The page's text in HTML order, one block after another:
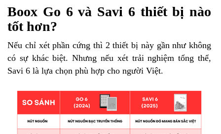
Boox Go 6 và Savi 6 thiết bị nào
tốt hơn?
Nếu chỉ xét phần cứng thì 2 thiết bị này gần như không
có sự khác biệt. Nhưng nếu xét trải nghiệm tổng thể,
Savi 6 là lựa chọn phù hợp cho người Việt.